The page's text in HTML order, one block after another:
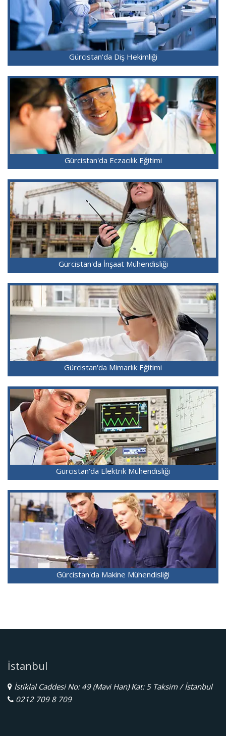
Gürcistan'da Diş Hekimliği
Gürcistan'da Eczacılık Eğitimi
Gürcistan'da İnşaat Mühendisliği
Gürcistan'da Mimarlık Eğitimi
Gürcistan'da Elektrik Mühendisliği
Gürcistan'da Makine Mühendisliği
İstanbul
İstiklal Caddesi No: 49 (Mavi Han) Kat: 5 Taksim / İstanbul
0212 709 8 709